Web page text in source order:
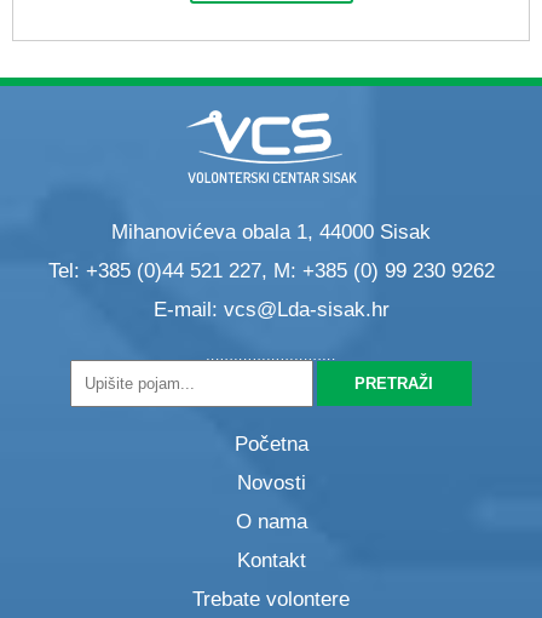
Mihanovićeva obala 1, 44000 Sisak
Tel: +385 (0)44 521 227, M: +385 (0) 99 230 9262
E-mail: vcs@Lda-sisak.hr
Početna
Novosti
O nama
Kontakt
Trebate volontere